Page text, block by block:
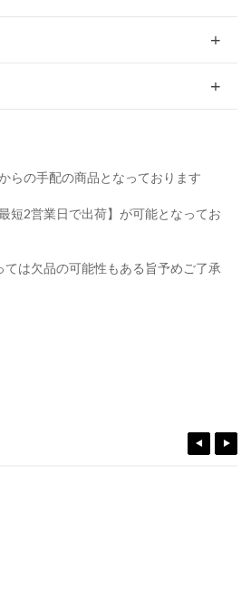
らの手配の商品となっております
短2営業日で出荷】が可能となってお
は欠品の可能性もある旨予めご了承